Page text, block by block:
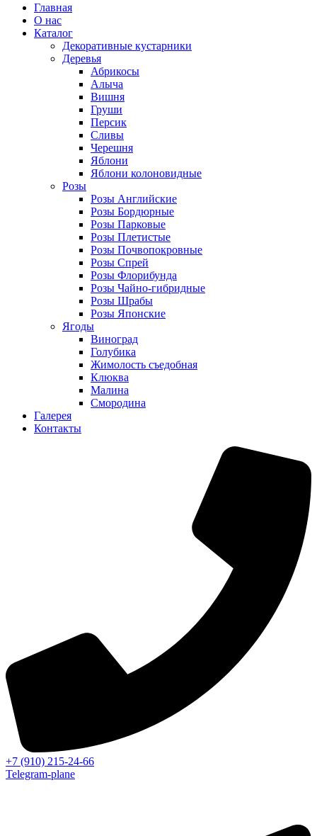
Главная
О нас
Каталог
Декоративные кустарники
Деревья
Абрикосы
Алыча
Вишня
Груши
Персик
Сливы
Черешня
Яблони
Яблони колоновидные
Розы
Розы Английские
Розы Бордюрные
Розы Парковые
Розы Плетистые
Розы Почвопокровные
Розы Спрей
Розы Флорибунда
Розы Чайно-гибридные
Розы Шрабы
Розы Японские
Ягоды
Виноград
Голубика
Жимолость съедобная
Клюква
Малина
Смородина
Галерея
Контакты
+7 (910) 215-24-66
Telegram-plane